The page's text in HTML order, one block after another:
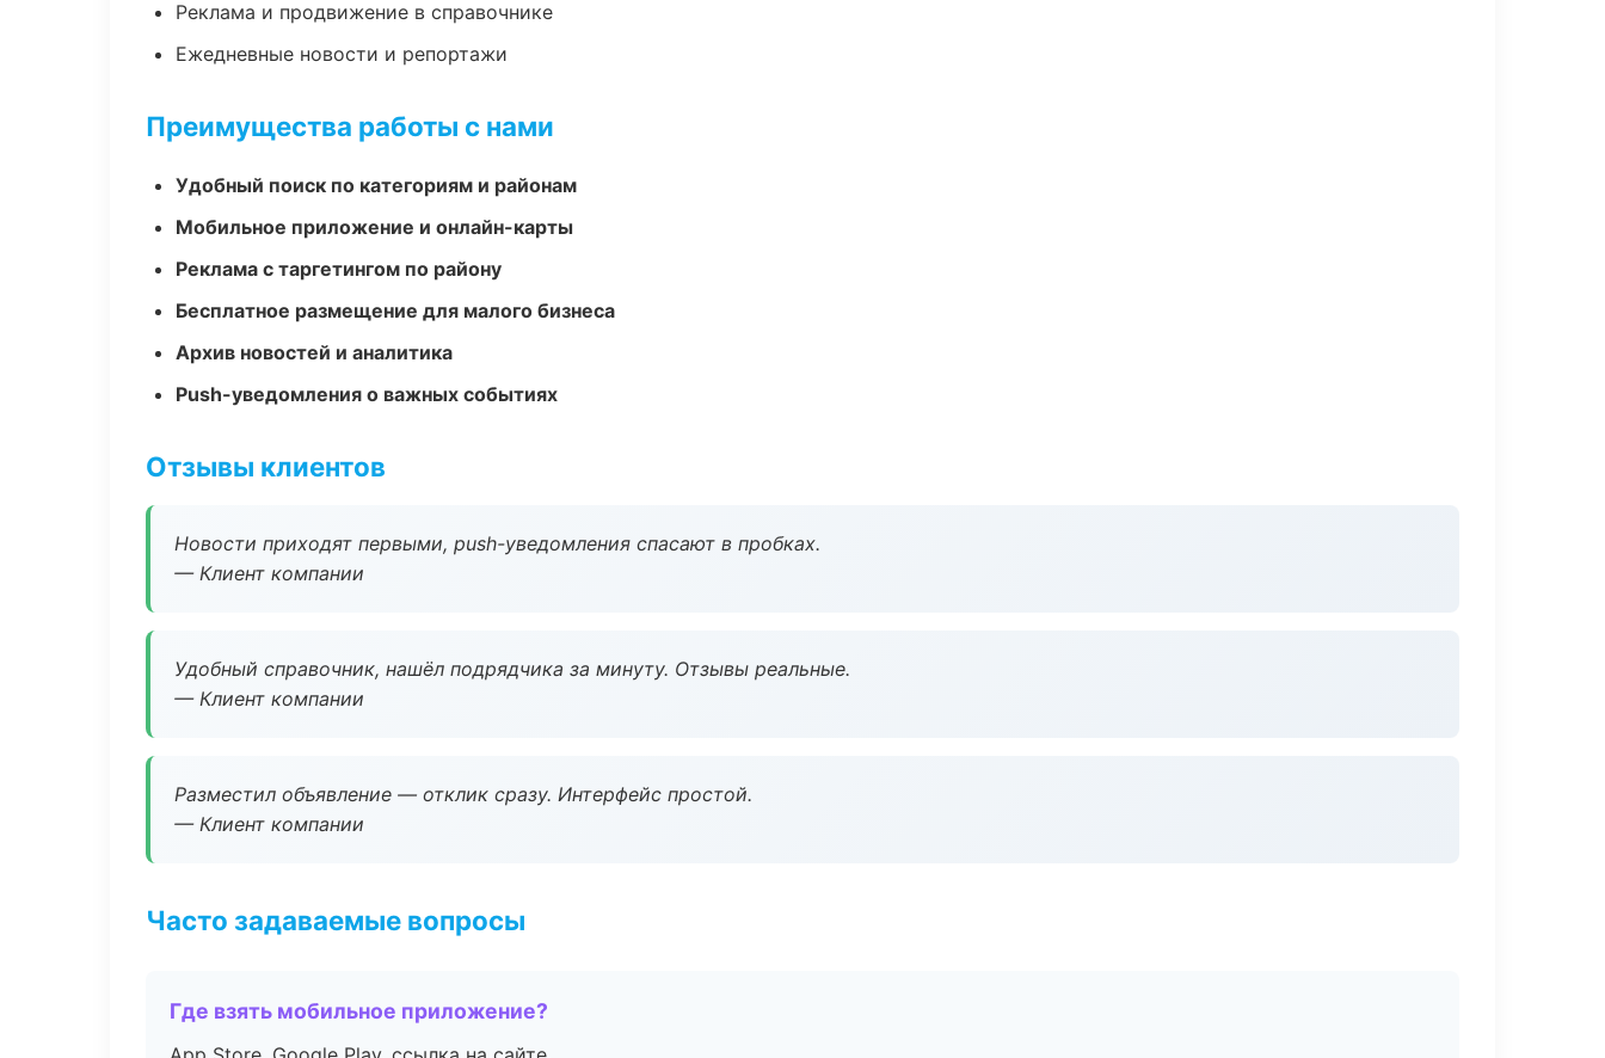
Реклама и продвижение в справочнике
Ежедневные новости и репортажи
Преимущества работы с нами
Удобный поиск по категориям и районам
Мобильное приложение и онлайн-карты
Реклама с таргетингом по району
Бесплатное размещение для малого бизнеса
Архив новостей и аналитика
Push-уведомления о важных событиях
Отзывы клиентов
Новости приходят первыми, push-уведомления спасают в пробках.
— Клиент компании
Удобный справочник, нашёл подрядчика за минуту. Отзывы реальные.
— Клиент компании
Разместил объявление — отклик сразу. Интерфейс простой.
— Клиент компании
Часто задаваемые вопросы
Где взять мобильное приложение?